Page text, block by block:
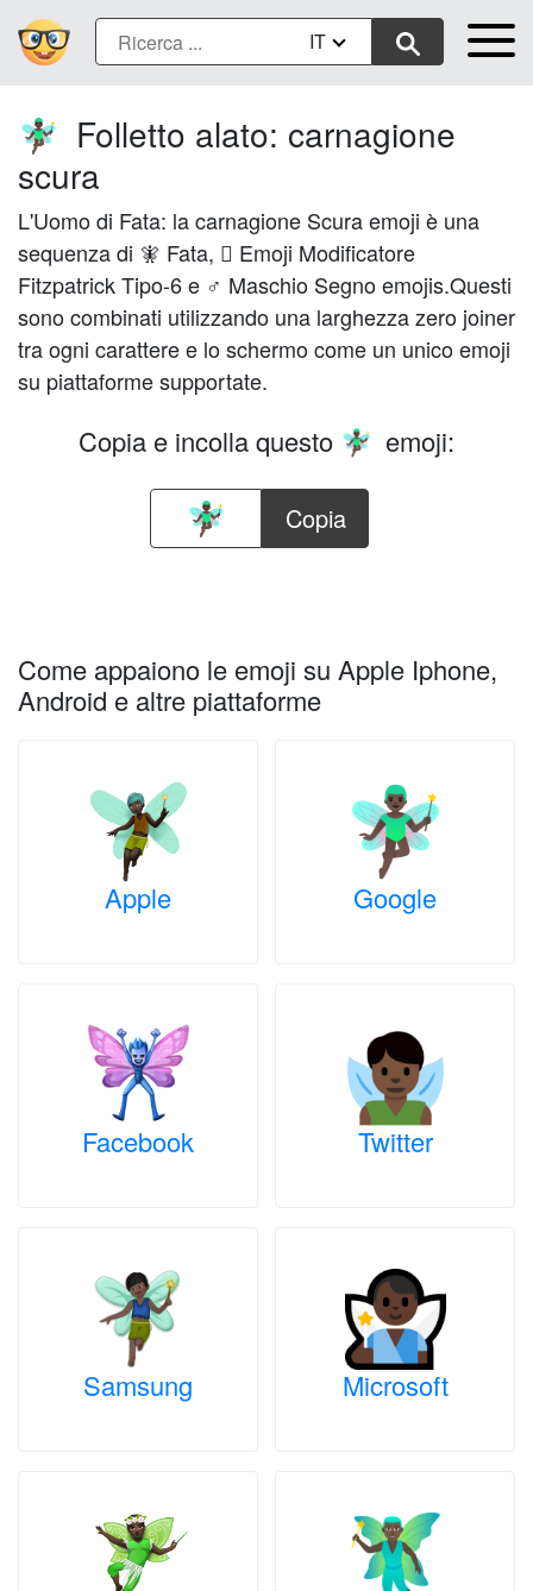
IT
🧚🏿‍♂️ Folletto alato: carnagione
scura
L'Uomo di Fata: la carnagione Scura emoji è una
sequenza di 🧚 Fata, 🏿 Emoji Modificatore
Fitzpatrick Tipo-6 e ♂ Maschio Segno emojis.Questi
sono combinati utilizzando una larghezza zero joiner
tra ogni carattere e lo schermo come un unico emoji
su piattaforme supportate.
Copia e incolla questo 🧚🏿‍♂️ emoji:
Copia
Come appaiono le emoji su Apple Iphone,
Android e altre piattaforme
Apple Google
Facebook Twitter
Samsung Microsoft